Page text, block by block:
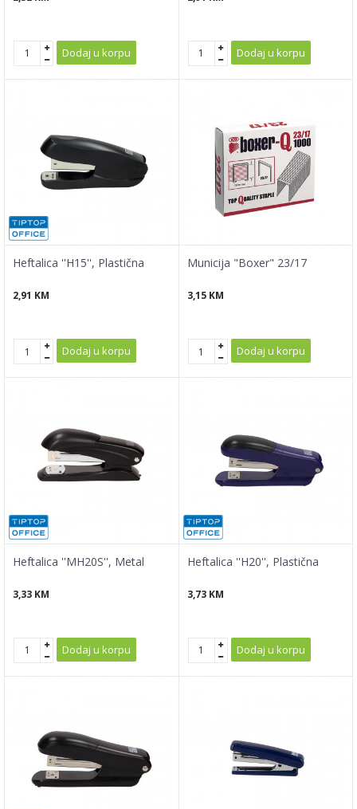
Dodaj u korpu Dodaj u korpu
Heftalica ''H15'', Plastična
2,91 KM
Dodaj u korpu
Municija "Boxer" 23/17
3,15 KM
Dodaj u korpu
Heftalica ''MH20S'', Metal
3,33 KM
Dodaj u korpu
Heftalica ''H20'', Plastična
3,73 KM
Dodaj u korpu